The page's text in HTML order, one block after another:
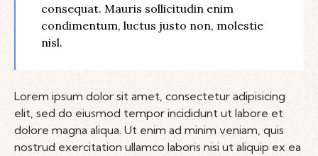
consequat. Mauris sollicitudin enim
condimentum, luctus justo non, molestie
nisl.
Lorem ipsum dolor sit amet, consectetur adipisicing
elit, sed do eiusmod tempor incididunt ut labore et
dolore magna aliqua. Ut enim ad minim veniam, quis
nostrud exercitation ullamco laboris nisi ut aliquip ex ea